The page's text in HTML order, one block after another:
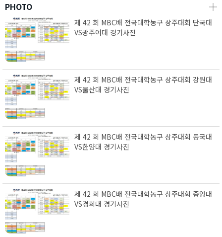
PHOTO ┼
제 42 회 MBC배 전국대학농구 상주대회 단국대
VS광주여대 경기사진
제 42 회 MBC배 전국대학농구 상주대회 강원대
VS울산대 경기사진
제 42 회 MBC배 전국대학농구 상주대회 동국대
VS한양대 경기사진
제 42 회 MBC배 전국대학농구 상주대회 중앙대
VS경희대 경기사진